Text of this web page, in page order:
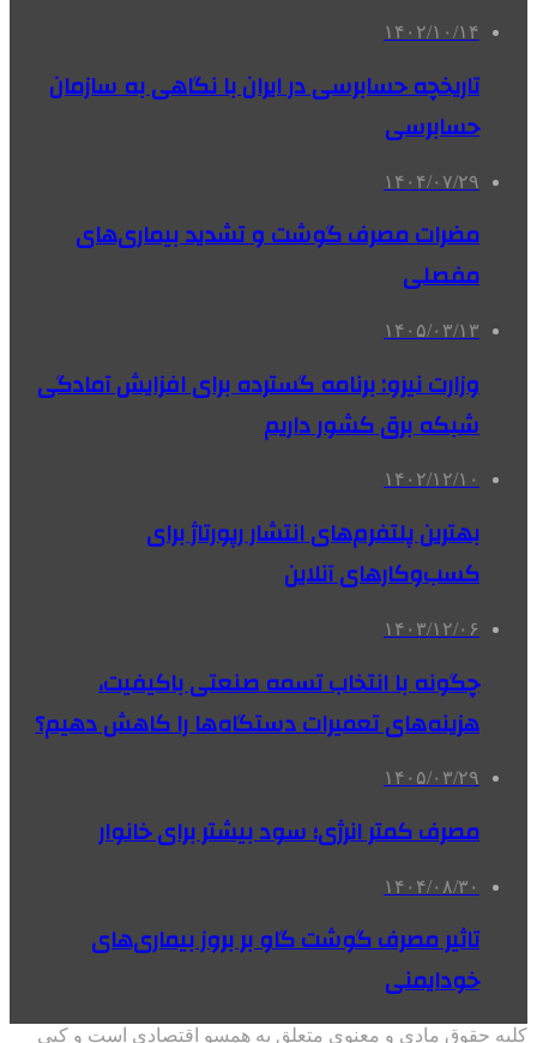
۱۴۰۲/۱۰/۱۴
تاریخچه حسابرسی در ایران با نگاهی به سازمان
حسابرسی
۱۴۰۴/۰۷/۲۹
مضرات مصرف گوشت و تشدید بیماری‌های
مفصلی
۱۴۰۵/۰۳/۱۳
وزارت نیرو: برنامه‌ گسترده برای افزایش آمادگی
شبکه برق کشور داریم
۱۴۰۲/۱۲/۱۰
بهترین پلتفرم‌های انتشار رپورتاژ برای
کسب‌وکارهای آنلاین
۱۴۰۳/۱۲/۰۶
چگونه با انتخاب تسمه صنعتی باکیفیت،
هزینه‌های تعمیرات دستگاه‌ها را کاهش دهیم؟
۱۴۰۵/۰۳/۲۹
مصرف کمتر انرژی؛ سود بیشتر برای خانوار
۱۴۰۴/۰۸/۳۰
تاثیر مصرف گوشت گاو بر بروز بیماری‌های
خودایمنی
کلیه حقوق مادی و معنوی متعلق به همسو اقتصادی است و کپی